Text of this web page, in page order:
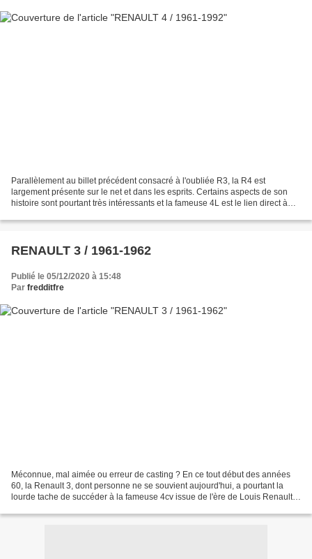
Parallèlement au billet précédent consacré à l'oubliée R3, la R4 est
largement présente sur le net et dans les esprits. Certains aspects de son
histoire sont pourtant très intéressants et la fameuse 4L est le lien direct à
RENAULT 3 / 1961-1962
Publié le 05/12/2020 à 15:48
Par fredditfre
Méconnue, mal aimée ou erreur de casting ? En ce tout début des années
60, la Renault 3, dont personne ne se souvient aujourd'hui, a pourtant la
lourde tache de succéder à la fameuse 4cv issue de l'ère de Louis Renault